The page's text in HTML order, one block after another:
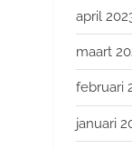
april
maart
februari
januari